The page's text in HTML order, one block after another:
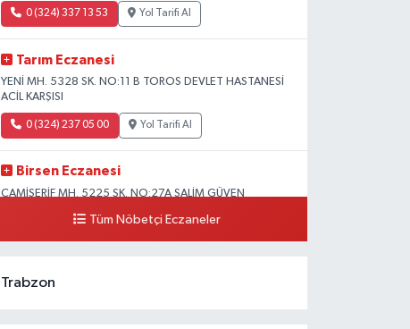
0 (324) 337 13 53 Yol Tarifi Al
Tarım Eczanesi
YENİ MH. 5328 SK. NO:11 B TOROS DEVLET HASTANESİ
ACİL KARŞISI
0 (324) 237 05 00 Yol Tarifi Al
Birsen Eczanesi
CAMİŞERİF MH. 5225 SK. NO:27A SALİM GÜVEN
Tüm Nöbetçi Eczaneler
Trabzon